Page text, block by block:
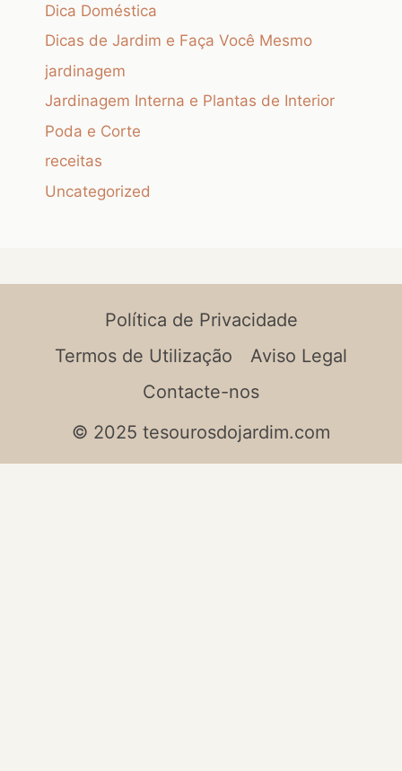
Dica Doméstica
Dicas de Jardim e Faça Você Mesmo
jardinagem
Jardinagem Interna e Plantas de Interior
Poda e Corte
receitas
Uncategorized
Política de Privacidade
Termos de Utilização
Aviso Legal
Contacte-nos
© 2025 tesourosdojardim.com